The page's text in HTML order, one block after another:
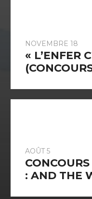
NOVEMBRE 18
« L’ENFER
AOÛT 5
: AND THE